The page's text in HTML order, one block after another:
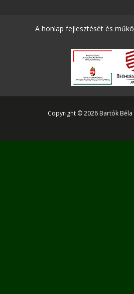
A honlap fejlesztését és
Copyright © 2026 Bartók Béla